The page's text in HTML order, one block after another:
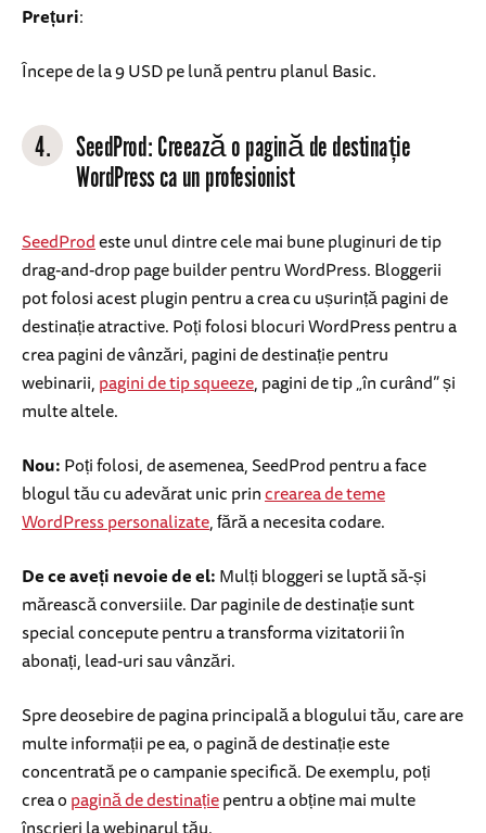
Prețuri:
Începe de la 9 USD pe lună pentru planul Basic.
4.
SeedProd: Creează o pagină de destinație
WordPress ca un profesionist
SeedProdeste unul dintre cele mai bune pluginuri de tip
drag-and-drop page builder pentru WordPress. Bloggerii
pot folosi acest plugin pentru a crea cu ușurință pagini de
destinație atractive. Poți folosi blocuri WordPress pentru a
crea pagini de vânzări, pagini de destinație pentru
webinarii,pagini de tip squeeze, pagini de tip „în curând” și
multe altele.
Nou:Poți folosi, de asemenea, SeedProd pentru a face
blogul tău cu adevărat unic princrearea de teme
WordPress personalizate, fără a necesita codare.
De ce aveți nevoie de el:Mulți bloggeri se luptă să-și
mărească conversiile. Dar paginile de destinație sunt
special concepute pentru a transforma vizitatorii în
abonați, lead-uri sau vânzări.
Spre deosebire de pagina principală a blogului tău, care are
multe informații pe ea, o pagină de destinație este
concentrată pe o campanie specifică. De exemplu, poți
crea opagină de destinațiepentru a obține mai multe